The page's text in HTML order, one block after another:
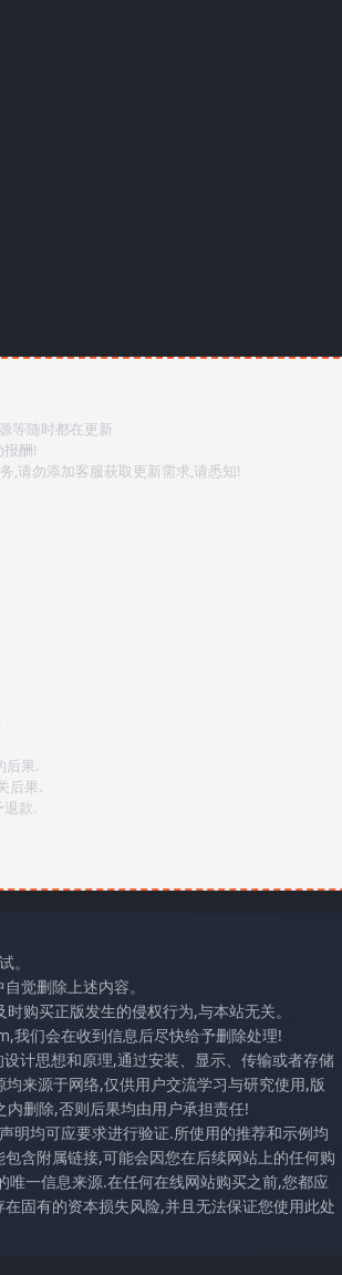
等随时都在更新
酬!
,请勿添加客服获取更新需求,请悉知!
后果.
后果.
款.
。
觉删除上述内容。
购买正版发生的侵权行为,与本站无关。
我们会在收到信息后尽快给予删除处理!
计思想和原理,通过安装、显示、传输或者存储
来源于网络,仅供用户交流学习与研究使用,版
删除,否则后果均由用户承担责任!
明均可应要求进行验证.所使用的推荐和示例均
含附属链接,可能会因您在后续网站上的任何购
一信息来源.在任何在线网站购买之前,您都应
固有的资本损失风险,并且无法保证您使用此处